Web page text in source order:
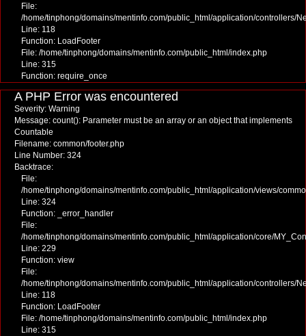
File:
/home/tinphong/domains/mentinfo.com/public_html/application/controllers/
Line: 118
Function: LoadFooter
File: /home/tinphong/domains/mentinfo.com/public_html/index.php
Line: 315
Function: require_once
A PHP Error was encountered
Severity: Warning
Message: count(): Parameter must be an array or an object that implements
Countable
Filename: common/footer.php
Line Number: 324
Backtrace:
File:
/home/tinphong/domains/mentinfo.com/public_html/application/views/
Line: 324
Function: _error_handler
File:
/home/tinphong/domains/mentinfo.com/public_html/application/core/
Line: 229
Function: view
File:
/home/tinphong/domains/mentinfo.com/public_html/application/controllers/
Line: 118
Function: LoadFooter
File: /home/tinphong/domains/mentinfo.com/public_html/index.php
Line: 315